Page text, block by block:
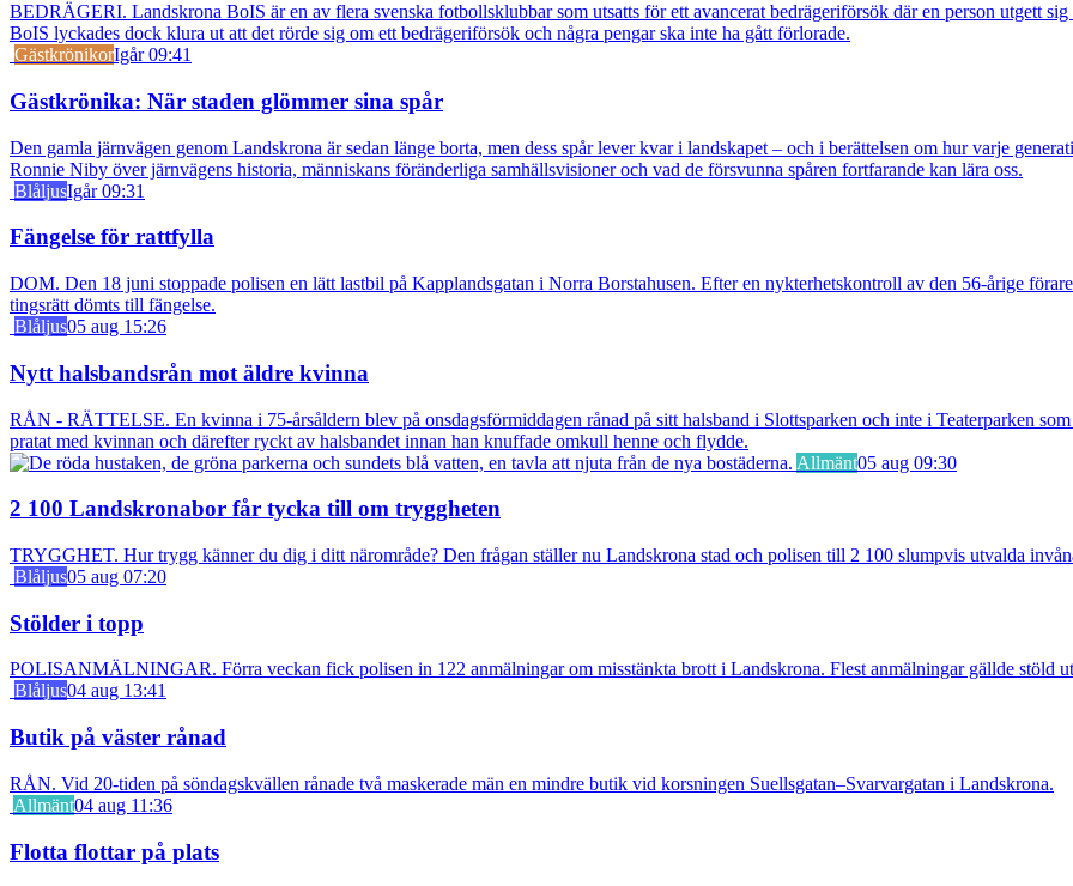
BEDRÄGERI. Landskrona BoIS är en av flera svenska fotbollsklubbar som utsatts för ett avancerat bedrägeriförsök där en person utgett
BoIS lyckades dock klura ut att det rörde sig om ett bedrägeriförsök och några pengar ska inte ha gått förlorade.
GästkrönikorIgår 09:41
Gästkrönika: När staden glömmer sina spår
Den gamla järnvägen genom Landskrona är sedan länge borta, men dess spår lever kvar i landskapet – och i berättelsen om hur varje
Ronnie Niby över järnvägens historia, människans föränderliga samhällsvisioner och vad de försvunna spåren fortfarande kan lära oss.
BlåljusIgår 09:31
Fängelse för rattfylla
DOM. Den 18 juni stoppade polisen en lätt lastbil på Kapplandsgatan i Norra Borstahusen. Efter en nykterhetskontroll av den 56-årige
tingsrätt dömts till fängelse.
Blåljus05 aug 15:26
Nytt halsbandsrån mot äldre kvinna
RÅN - RÄTTELSE. En kvinna i 75-årsåldern blev på onsdagsförmiddagen rånad på sitt halsband i Slottsparken och inte i Teaterparken
pratat med kvinnan och därefter ryckt av halsbandet innan han knuffade omkull henne och flydde.
Allmänt05 aug 09:30
2 100 Landskronabor får tycka till om tryggheten
TRYGGHET. Hur trygg känner du dig i ditt närområde? Den frågan ställer nu Landskrona stad och polisen till 2 100 slumpvis utvalda
Blåljus05 aug 07:20
Stölder i topp
POLISANMÄLNINGAR. Förra veckan fick polisen in 122 anmälningar om misstänkta brott i Landskrona. Flest anmälningar gällde stöld
Blåljus04 aug 13:41
Butik på väster rånad
RÅN. Vid 20-tiden på söndagskvällen rånade två maskerade män en mindre butik vid korsningen Suellsgatan–Svarvargatan i Landskrona.
Allmänt04 aug 11:36
Flotta flottar på plats